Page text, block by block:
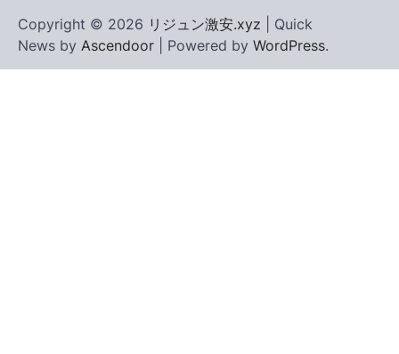
Copyright © 2026 リジュン激安.xyz | Quick
News by Ascendoor | Powered by WordPress.